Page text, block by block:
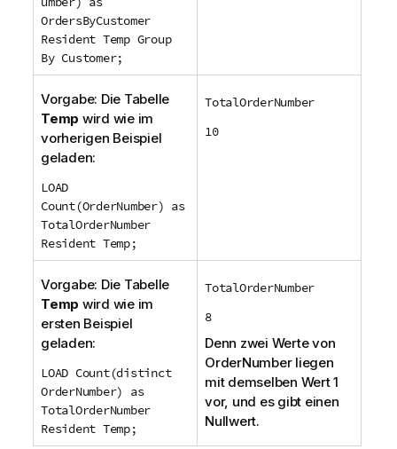
OrdersByCustomer
Resident Temp Group
By Customer;
Vorgabe: Die Tabelle
Temp wird wie im
vorherigen Beispiel
geladen:
LOAD
Count(OrderNumber) as
TotalOrderNumber
Resident Temp;
TotalOrderNumber
10
Vorgabe: Die Tabelle
Temp wird wie im
ersten Beispiel
geladen:
LOAD Count(distinct
OrderNumber) as
TotalOrderNumber
Resident Temp;
TotalOrderNumber
8
Denn zwei Werte von
OrderNumberliegen
mit demselben Wert 1
vor, und es gibt einen
Nullwert.